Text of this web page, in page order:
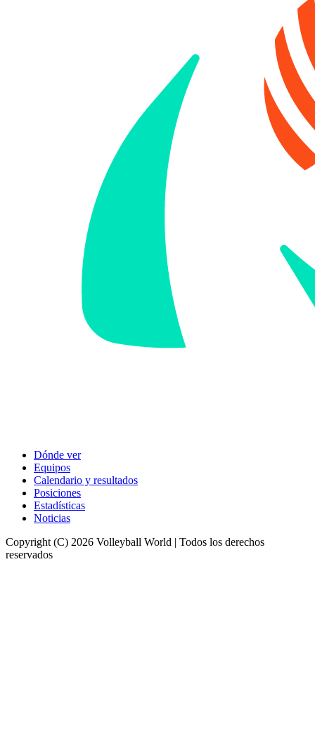
Dónde ver
Equipos
Calendario y resultados
Posiciones
Estadísticas
Noticias
Copyright (C) 2026 Volleyball World | Todos los derechos
reservados